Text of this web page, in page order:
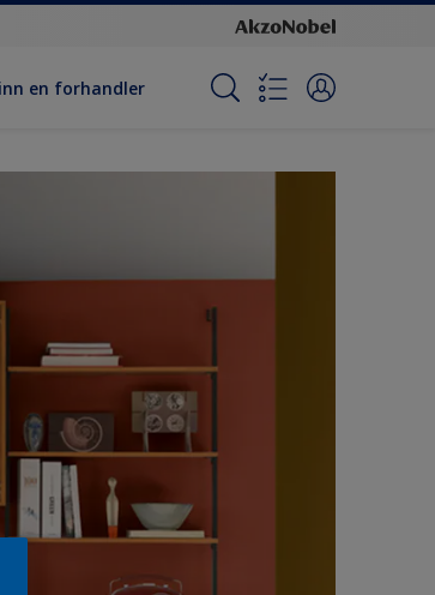
en forhandler